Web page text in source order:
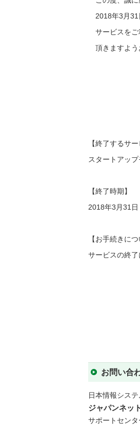
2018年3月31
サービスをご
頂きますよう
【終了するサー
スタートアッ
【終了時期】
2018年3月31日
【お手続きにつ
サービスの終了
お問い合
日本情報シス
ジャパンネッ
サポートセンタ